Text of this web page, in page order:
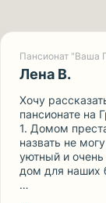
Лена В.
Хочу
пансионате на
1. Домом
назвать не
уютный и
дом для наших
…